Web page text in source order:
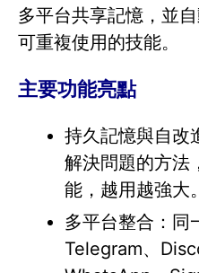
多平台共享記憶，並
可重複使用的技能。
主要功能亮點
持久記憶與自改
解決問題的方法
能，越用越強大。
多平台整合：同
Telegram、